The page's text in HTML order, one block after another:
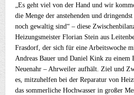
„Es geht viel von der Hand und wir
die Menge der anstehenden und
noch gewaltig sind“ – diese
Heizungsmeister Florian Stein aus
Frasdorf, der sich für eine Arbeitswoche
Andreas Bauer und Daniel Kink zu einem
Neuenahr – Ahrweiler aufhält. Ziel und
es, mitzuhelfen bei der Reparatur von
das sommerliche Hochwasser in großer